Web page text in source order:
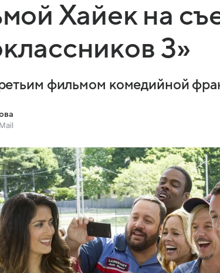
Хайек на
3»
фильмом комедийной